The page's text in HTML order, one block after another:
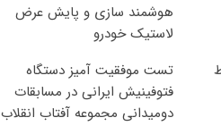
هوشمند سازی و پایش عرض
لاستیک خودرو
تست موفقیت آمیز دستگاه
فتوفینیش ایرانی در مسابقات
دومیدانی مجموعه آفتاب انقلاب